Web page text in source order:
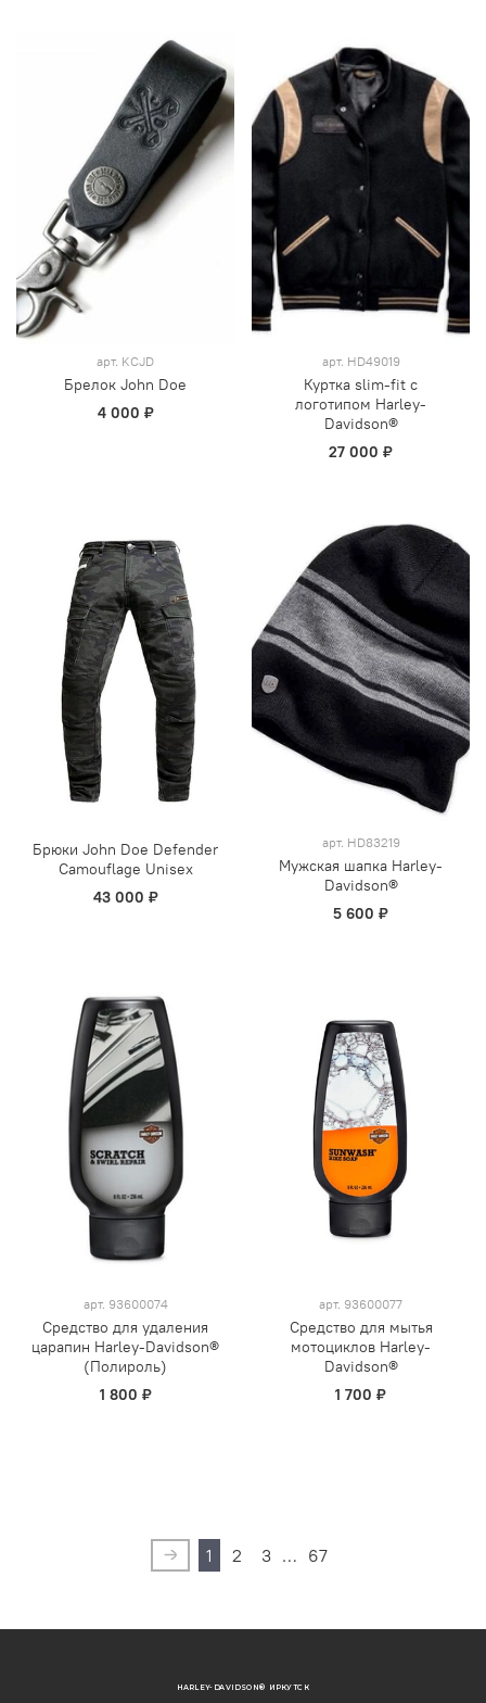
арт. KCJD
Брелок John Doe
4 000 ₽
арт. HD49019
Куртка slim-fit с
логотипом Harley-
Davidson®
27 000 ₽
Брюки John Doe Defender
Camouflage Unisex
43 000 ₽
арт. HD83219
Мужская шапка Harley-
Davidson®
5 600 ₽
арт. 93600074
Средство для удаления
царапин Harley-Davidson®
(Полироль)
1 800 ₽
арт. 93600077
Средство для мытья
мотоциклов Harley-
Davidson®
1 700 ₽
1 2 3 … 67
HARLEY-DAVIDSON® ИРКУТСК